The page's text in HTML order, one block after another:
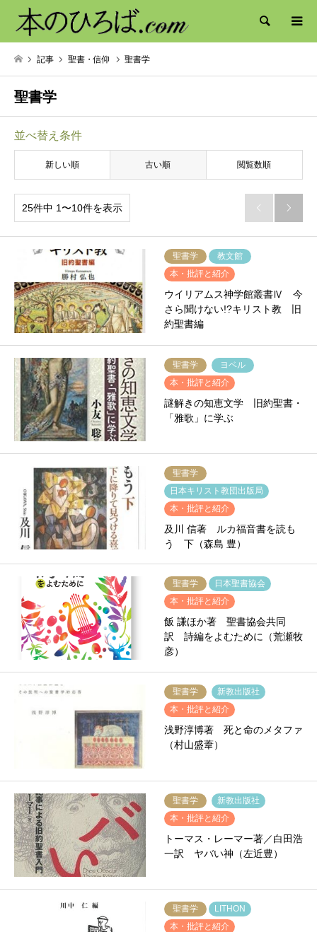
検索
記事 聖書・信仰 聖書学
聖書学
並べ替え条件
新しい順 古い順 閲覧数順
25件中 1〜10件を表示  
聖書学
教文館
本・批評と紹介
ウイリアムス神学館叢書Ⅳ 今
さら聞けない!?キリスト教 旧
約聖書編
聖書学
ヨベル
本・批評と紹介
謎解きの知恵文学 旧約聖書・
「雅歌」に学ぶ
聖書学
日本キリスト教団出版局
本・批評と紹介
及川 信著 ルカ福音書を読も
う 下（森島 豊）
聖書学
日本聖書協会
本・批評と紹介
飯 謙ほか著 聖書協会共同
訳 詩編をよむために（荒瀬牧
彦）
聖書学
新教出版社
本・批評と紹介
浅野淳博著 死と命のメタファ
（村山盛葦）
聖書学
新教出版社
本・批評と紹介
トーマス・レーマー著／白田浩
一訳 ヤバい神（左近豊）
聖書学
LITHON
本・批評と紹介